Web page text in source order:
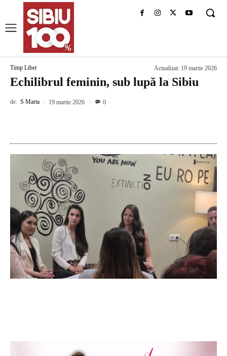
Timp Liber Actualizat: 19 martie 2026
Echilibrul feminin, sub lupă la Sibiu
de: S Marta 19 martie 2026 0